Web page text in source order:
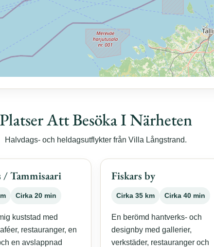
Platser Att Besöka I Närheten
Halvdags- och heldagsutflykter från Villa Långstrand.
/ Tammisaari
Cirka 20 min
kuststad med
restauranger, en
en avslappnad
Fiskars by
Cirka 35 km Cirka 40 min
En berömd hantverks- och
designby med gallerier,
verkstäder, restauranger och